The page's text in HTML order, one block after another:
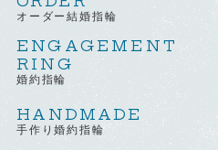
オーダー結婚指輪
ENGAGEMENT
RING
婚約指輪
HANDMADE
手作り婚約指輪